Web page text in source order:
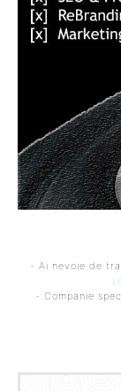
- Ai nevoie de
- Companie